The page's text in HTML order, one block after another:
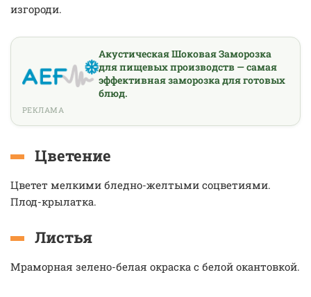
изгороди.
Акустическая Шоковая Заморозка
для пищевых производств — самая
эффективная заморозка для готовых
блюд.
РЕКЛАМА
Цветение
Цветет мелкими бледно-желтыми соцветиями.
Плод-крылатка.
Листья
Мраморная зелено-белая окраска с белой окантовкой.